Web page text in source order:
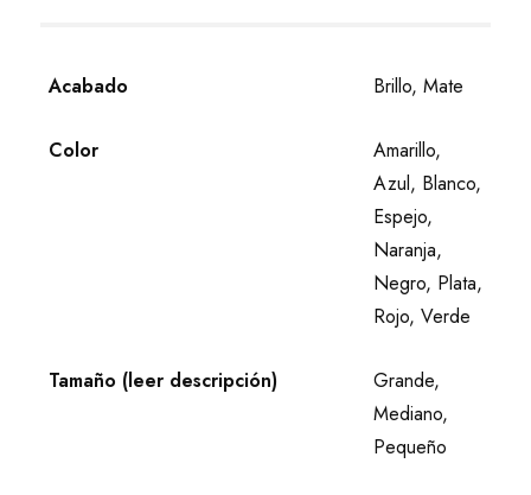
Acabado Brillo, Mate
Color
Amarillo,
Azul, Blanco,
Espejo,
Naranja,
Negro, Plata,
Rojo, Verde
Tamaño (leer descripción)
Grande,
Mediano,
Pequeño